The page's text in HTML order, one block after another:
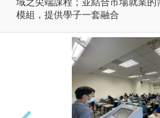
域之尖端課程；並結合市場就業
模組，提供學子一套融合